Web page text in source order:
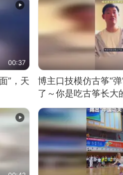
00:37
”，天
博主口技模仿古筝“
了～你是吃古筝长大
位考级不带古筝的选
日电讯）